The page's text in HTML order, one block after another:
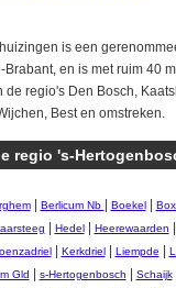
is een
Brabant, en is met ruim 40
de regio's Den Bosch,
Best en omstreken.
regio 's-
| Berlicum Nb Boekel|
Hedel| Heerewaarden
| Kerkdriel| Liempde
Gld s-Hertogenbosch Schaijk|